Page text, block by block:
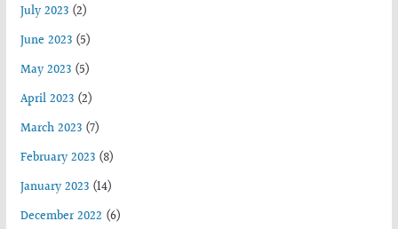
July 2023(2)
June 2023(5)
May 2023(5)
April 2023(2)
March 2023(7)
February 2023(8)
January 2023(14)
December 2022 (6)